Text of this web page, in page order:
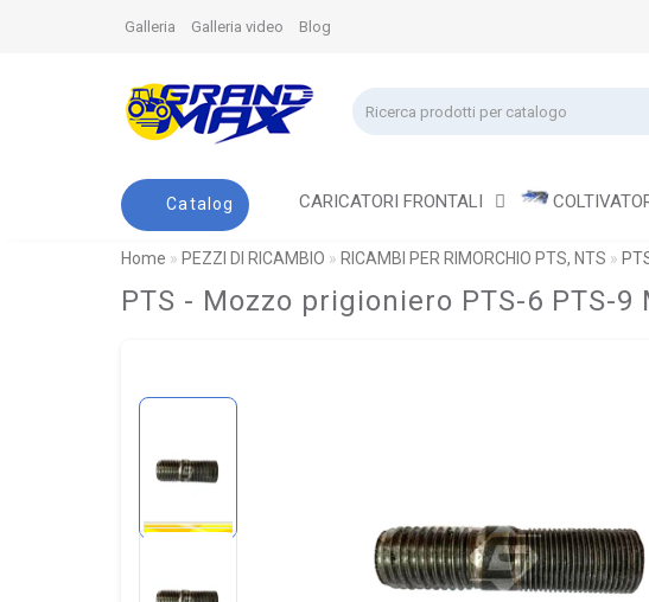
Galleria Galleria video Blog
Catalog CARICATORI FRONTALI
Home PEZZI DI RICAMBIO RICAMBI PER RIMORCHIO PTS, NTS
PTS - Mozzo prigioniero PTS-6 PTS-9